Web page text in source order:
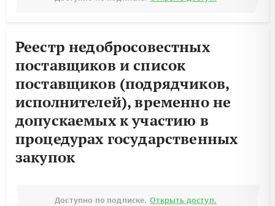
Реестр недобросовестных
поставщиков и список
поставщиков (подрядчиков,
исполнителей), временно не
допускаемых к участию в
процедурах государственных
закупок
Доступно по подписке. Открыть доступ.